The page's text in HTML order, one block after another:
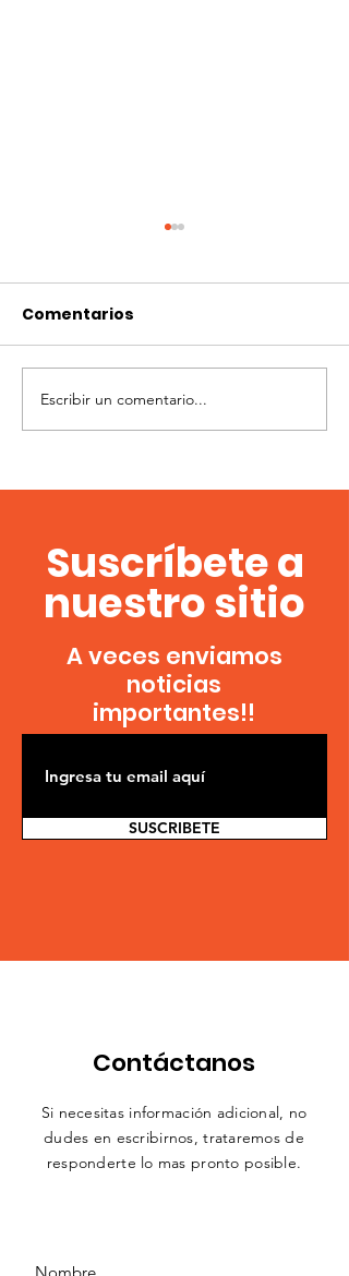
Flint modalidad
campo
Comentarios
Escribir un comentario...
Suscríbete a
nuestro sitio
SUSCRIBETE
A veces enviamos
noticias
importantes!!
Contáctanos
Si necesitas información adicional, no
dudes en escribirnos,trataremos de
responderte lo mas pronto posible.